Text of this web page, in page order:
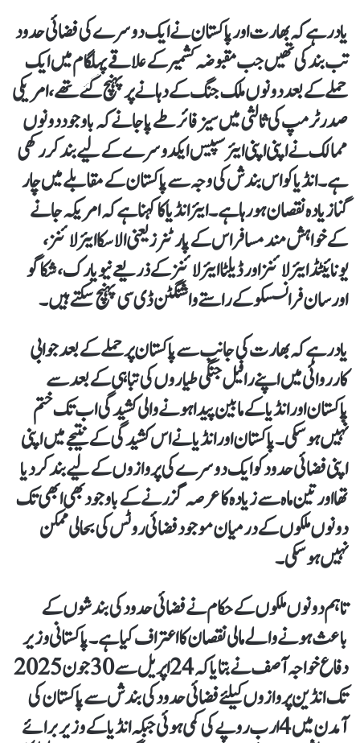
یاد رہے کہ بھارت اور پاکستان نے ایک دوسرے کی فضائی حدود
تب بند کی تھیں جب مقبوضہ کشمیر کے علاقے پہلگام میں ایک
حملے کے بعد دونوں ملک جنگ کے دہانے پر پہنچ گئے تھے، امریکی
صدر ٹرمپ کی ثالثی میں سیز فائر طے پا جانے کہ باوجود دونوں
ممالک نے اپنی اپنی ایئر سپیس ایکدوسرے کے لیے بند کر رکھی
ہے۔ انڈیا کو اس بندش کی وجہ سے پاکستان کے مقابلے میں چار
گنا زیادہ نقصان ہو رہا ہے۔ ایئر انڈیا کا کہنا ہے کہ امریکہ جانے
کے خواہش مند مسافر اس کے پارٹنرز یعنی الاسکا ایئر لائنز،
یونائیٹڈ ایئر لائنز اور ڈیلٹا ایئر لائنز کے ذریعے نیو یارک، شکاگو
اور سان فرانسسکو کے راستے واشنگٹن ڈی سی پہنچ سکتے ہیں۔
یاد رہے کہ بھارت کی جانب سے پاکستان پر حملے کے بعد جوابی
کارروائی میں اپنے رافیل جنگی طیاروں کی تباہی کے بعد سے
پاکستان اور انڈیا کے مابین پیدا ہونے والی کشیدگی اب تک ختم
نہیں ہو سکی۔ پاکستان اور انڈیا نے اس کشیدگی کے نتیجے میں اپنی
اپنی فضائی حدود کو ایک دوسرے کی پروازوں کے لیے بند کر دیا
تھا اور تین ماہ سے زیادہ کا عرصہ گزرنے کے باوجود بھی ابھی تک
دونوں ملکوں کے درمیان موجود فضائی روٹس کی بحالی ممکن
نہیں ہو سکی۔
تاہم دونوں ملکوں کے حکام نے فضائی حدود کی بندشوں کے
باعث ہونے والے مالی نقصان کا اعتراف کیا ہے۔ پاکستانی وزیر
دفاع خواجہ آصف نے بتایا کہ 24 اپریل سے 30 جون 2025
تک انڈین پروازوں کیلئے فضائی حدود کی بندش سے پاکستان کی
آمدن میں4 ارب روپے کی کمی ہوئی جبکہ انڈیا کے وزیر برائے